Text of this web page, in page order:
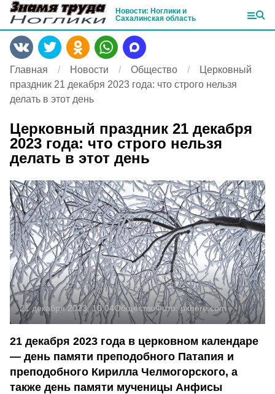
Новости: Ноглики и
Сахалинская область
Главная Новости Общество
Церковный
праздник 21 декабря 2023 года: что строго нельзя
делать в этот день
Церковный праздник 21 декабря
2023 года: что строго нельзя
делать в этот день
21 декабря 2023, 10:04ОбществоФото:pxhere.com
21 декабря 2023 года в церковном календаре
— день памяти преподобного Патапия и
преподобного Кирилла Челмогорского, а
также день памяти мученицы Анфисы